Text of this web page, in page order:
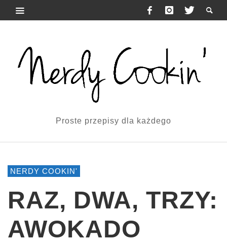
Proste przepisy dla każdego
NERDY COOKIN'
RAZ, DWA, TRZY:
AWOKADO